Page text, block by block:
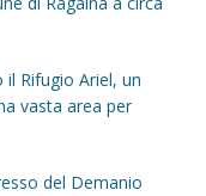
Rifugio Ariel, un
vasta area per
del Demanio